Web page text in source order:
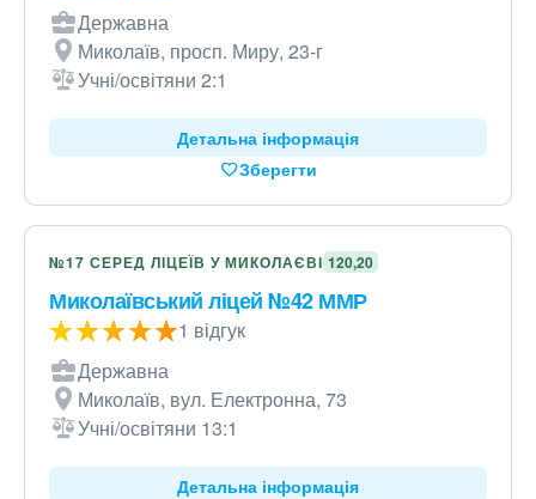
Державна
Миколаїв, просп. Миру, 23-г
Учні/освітяни 2:1
Детальна інформація
Зберегти
№17 СЕРЕД ЛІЦЕЇВ У МИКОЛАЄВІ 120,20
Миколаївський ліцей №42 ММР
1 відгук
Державна
Миколаїв, вул. Електронна, 73
Учні/освітяни 13:1
Детальна інформація